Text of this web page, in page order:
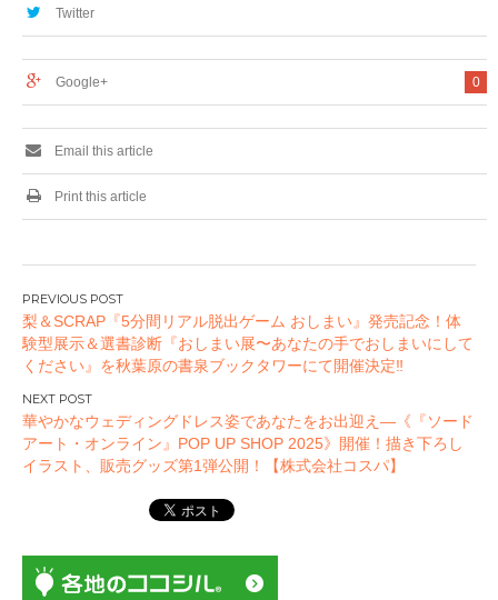
Twitter
0
Google+
Email this article
Print this article
投
稿
ナ
ビ
ゲ
ー
シ
梨＆SCRAP『5分間リアル脱出ゲーム おしまい』発売記念！体
験型展示＆選書診断『おしまい展〜あなたの手でおしまいにして
ください』を秋葉原の書泉ブックタワーにて開催決定‼
華やかなウェディングドレス姿であなたをお出迎え―《『ソード
アート・オンライン』POP UP SHOP 2025》開催！描き下ろし
イラスト、販売グッズ第1弾公開！【株式会社コスパ】